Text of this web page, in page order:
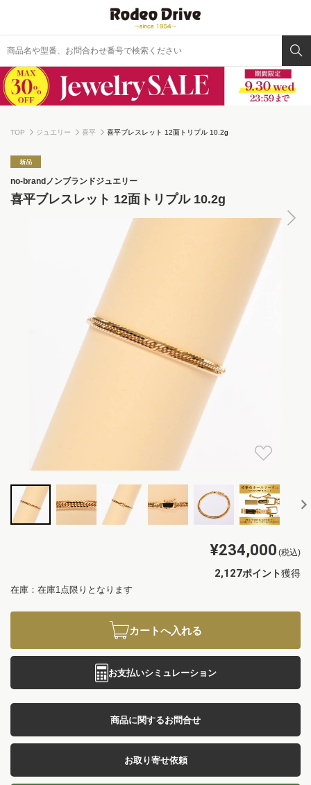
TOP ジュエリー 喜平 喜平ブレスレット 12面トリプル 10.2g
no-brand ノンブランドジュエリー
喜平ブレスレット 12面トリプル 10.2g
¥234,000 (税込)
2,127ポイント獲得
在庫：在庫1点限りとなります
カートへ入れる
お支払いシミュレーション
商品に関するお問合せ
お取り寄せ依頼